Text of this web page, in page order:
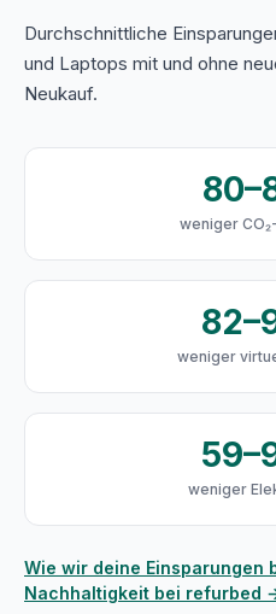
Durchschnittliche
und Laptops mit und ohne
Neukauf.
weniger
weniger
weniger
Wie wir deine Einsparungen
Nachhaltigkeit bei refurbed